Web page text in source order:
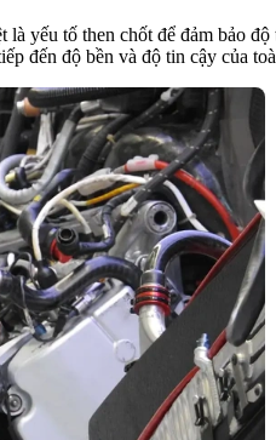
yếu tố then chốt để đảm bảo
đến độ bền và độ tin cậy của